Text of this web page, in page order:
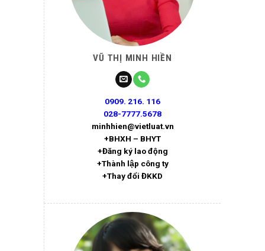
VŨ THỊ MINH HIỀN
0909. 216. 116
028-7777.5678
minhhien@vietluat.vn
+BHXH – BHYT
+Đăng ký lao động
+Thành lập công ty
+Thay đổi ĐKKD